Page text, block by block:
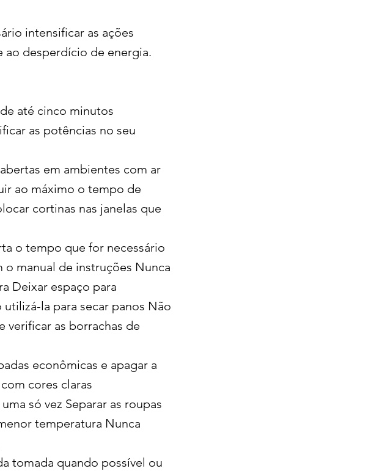
intensificar as ações
ao desperdício de energia.
até cinco minutos
as potências no seu
em ambientes com ar
ao máximo o tempo de
cortinas nas janelas que
o tempo que for necessário
manual de instruções Nunca
Deixar espaço para
la para secar panos Não
verificar as borrachas de
econômicas e apagar a
cores claras
só vez Separar as roupas
temperatura Nunca
tomada quando possível ou